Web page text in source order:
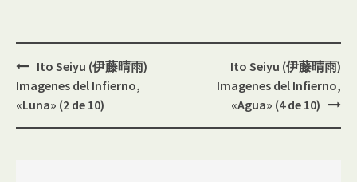
Navegación
de
entradas
Ito Seiyu (伊藤晴雨)
Imagenes del Infierno,
«Luna» (2 de 10)
Ito Seiyu (伊藤晴雨)
Imagenes del Infierno,
«Agua» (4 de 10)